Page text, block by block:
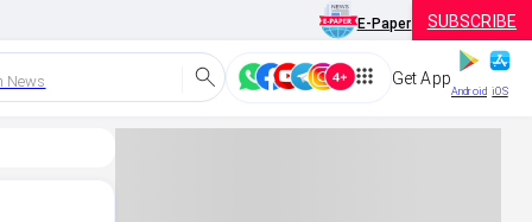
E-Paper SUBSCRIBE
News Get App
Android iOS